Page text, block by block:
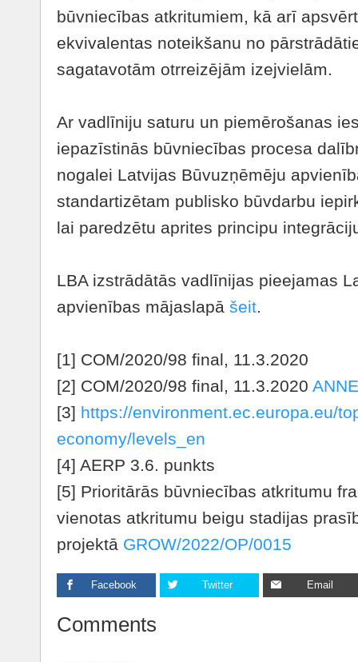
būvniecības atkritumiem, kā arī
ekvivalentas noteikšanu no
sagatavotām otrreizējām izejvielām.
Ar vadlīniju saturu un piemērošanas
iepazīstinās būvniecības procesa
nogalei Latvijas Būvuzņēmēju
standartizētam publisko būvdarbu
lai paredzētu aprites principu
LBA izstrādātās vadlīnijas pieejamas
apvienības mājaslapā šeit.
[1] COM/2020/98 final, 11.3.2020
[2] COM/2020/98 final, 11.3.2020
[3] https://environment.ec.europa.eu/
economy/levels_en
[4] AERP 3.6. punkts
[5] Prioritārās būvniecības atkritumu
vienotas atkritumu beigu stadijas
projektā GROW/2022/OP/0015
Facebook Twitter Email
Comments